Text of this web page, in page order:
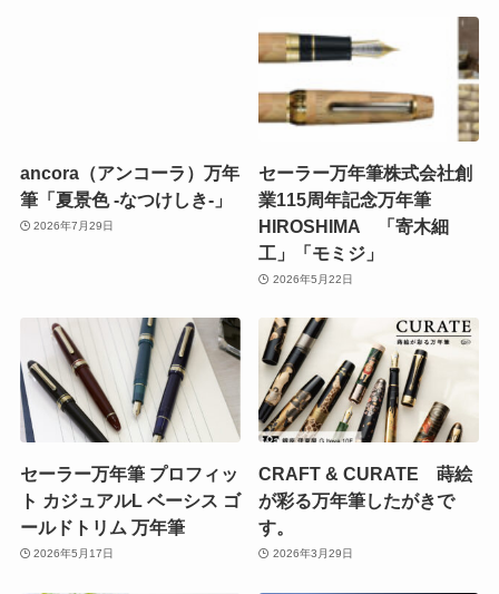
ancora（アンコーラ）万年
筆「夏景色 -なつけしき-」
2026年7月29日
セーラー万年筆株式会社創
業115周年記念万年筆
HIROSHIMA 「寄木細
工」「モミジ」
2026年5月22日
セーラー万年筆 プロフィッ
ト カジュアルL ベーシス ゴ
ールドトリム 万年筆
2026年5月17日
CRAFT & CURATE 蒔絵
が彩る万年筆したがきで
す。
2026年3月29日